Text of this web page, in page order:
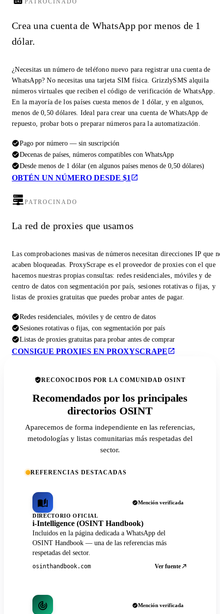
PATROCINADO
Crea una cuenta de WhatsApp por menos de 1
dólar.
¿Necesitas un número de teléfono nuevo para registrar una cuenta de
WhatsApp? No necesitas una tarjeta SIM física. GrizzlySMS alquila
números virtuales que reciben el código de verificación de WhatsApp.
En la mayoría de los países cuesta menos de 1 dólar, y en algunos,
menos de 0,50 dólares. Ideal para crear una cuenta de WhatsApp de
repuesto, probar bots o preparar números para la automatización.
Pago por número — sin suscripción
Decenas de países, números compatibles con WhatsApp
Desde menos de 1 dólar (en algunos países menos de 0,50 dólares)
OBTÉN UN NÚMERO DESDE $1
PATROCINADO
La red de proxies que usamos
Las comprobaciones masivas de números necesitan direcciones IP que
acaben bloqueadas. ProxyScrape es el proveedor de proxies con el que
hacemos nuestras propias consultas: redes residenciales, móviles y de
centro de datos con segmentación por país, sesiones rotativas o fijas, y
listas de proxies gratuitas que puedes probar antes de pagar.
Redes residenciales, móviles y de centro de datos
Sesiones rotativas o fijas, con segmentación por país
Listas de proxies gratuitas para probar antes de comprar
CONSIGUE PROXIES EN PROXYSCRAPE
RECONOCIDOS POR LA COMUNIDAD OSINT
Recomendados por los principales
directorios OSINT
Aparecemos de forma independiente en las referencias,
metodologías y listas comunitarias más respetadas del
sector.
REFERENCIAS DESTACADAS
Mención verificada
DIRECTORIO OFICIAL
i-Intelligence (OSINT Handbook)
Incluidos en la página dedicada a WhatsApp del
OSINT Handbook — una de las referencias más
respetadas del sector.
osinthandbook.com Ver fuente
Mención verificada